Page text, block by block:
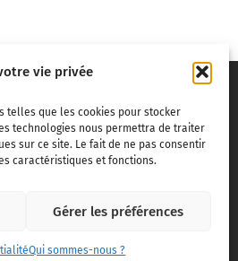
vie privée
telles que les cookies pour stocker
technologies nous permettra de traiter
sur ce site. Le fait de ne pas consentir
caractéristiques et fonctions.
Gérer les préférences
Qui sommes-nous ?